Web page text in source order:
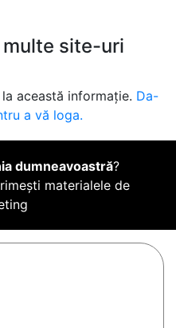
site-uri
această informație. Da-
a vă loga.
dumneavoastră?
materialele de